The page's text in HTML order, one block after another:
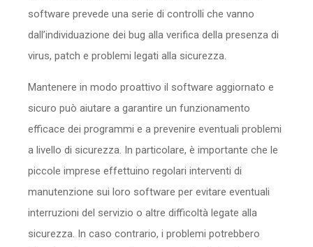
software prevede una serie di controlli che vanno
dall’individuazione dei bug alla verifica della presenza di
virus, patch e problemi legati alla sicurezza.
Mantenere in modo proattivo il software aggiornato e
sicuro può aiutare a garantire un funzionamento
efficace dei programmi e a prevenire eventuali problemi
a livello di sicurezza. In particolare, è importante che le
piccole imprese effettuino regolari interventi di
manutenzione sui loro software per evitare eventuali
interruzioni del servizio o altre difficoltà legate alla
sicurezza. In caso contrario, i problemi potrebbero